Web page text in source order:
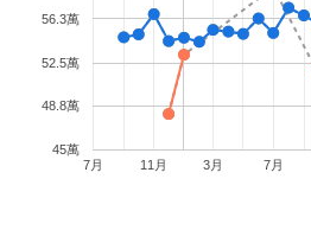
7月 11月 3月 7月
45萬
48.8萬
52.5萬
56.3萬